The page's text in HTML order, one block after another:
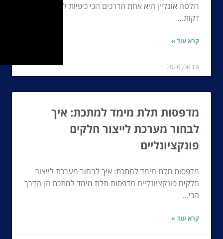
רולטה אונליין היא אחת הדרכים הכי כיפיות להפוך כמה
דקות...
קרא עוד »
אוג 06, 2026
מדפסות תלת מימד למתכת: איך
לבחור מערכת לייצור חלקים
פונקציונליים
מדפסות תלת מימד למתכת: איך לבחור מערכת לייצור
חלקים פונקציונליים מדפסות תלת מימד למתכת הן הדרך
הכי...
קרא עוד »